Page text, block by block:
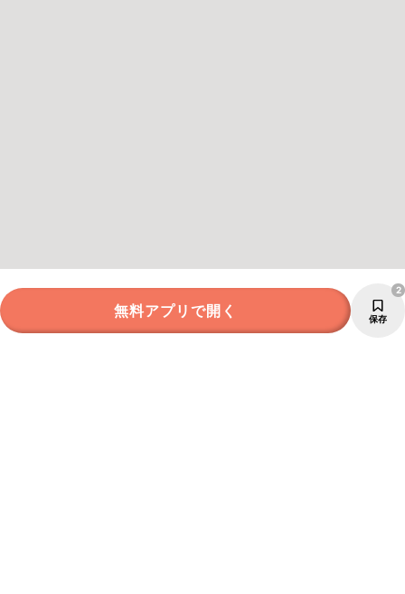
無料アプリで開く 保存
2